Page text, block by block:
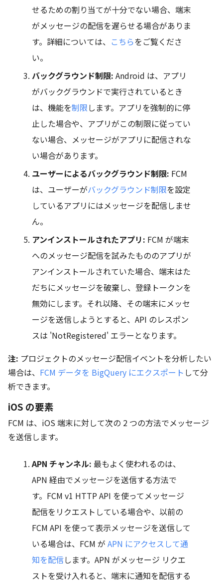
せるための割り当てが十分でない場合、端末
がメッセージの配信を遅らせる場合がありま
す。詳細については、 こちらをご覧くださ
い。
バックグラウンド制限: Android は、アプリ
がバックグラウンドで実行されているとき
は、機能を制限します。アプリを強制的に停
止した場合や、アプリがこの制限に従ってい
ない場合、メッセージがアプリに配信されな
い場合があります。
ユーザーによるバックグラウンド制限: FCM
は、ユーザーがバックグラウンド制限を設定
しているアプリにはメッセージを配信しませ
ん。
アンインストールされたアプリ: FCM が端末
へのメッセージ配信を試みたもののアプリが
アンインストールされていた場合、端末はた
だちにメッセージを破棄し、登録トークンを
無効にします。それ以降、その端末にメッセ
ージを送信しようとすると、API のレスポン
スは 'NotRegistered' エラーとなります。
注: プロジェクトのメッセージ配信イベントを分析したい
場合は、 FCM データを BigQuery にエクスポート して分
析できます。
iOS の要素
FCM は、iOS 端末に対して次の 2 つの方法でメッセージ
を送信します。
APN チャンネル: 最もよく使われるのは、
APN 経由でメッセージを送信する方法で
す。FCM v1 HTTP API を使ってメッセージ
配信をリクエストしている場合や、以前の
FCM API を使って表示メッセージを送信して
いる場合は、FCM が APN にアクセスして通
知を配信します。APN がメッセージ リクエ
ストを受け入れると、端末に通知を配信する